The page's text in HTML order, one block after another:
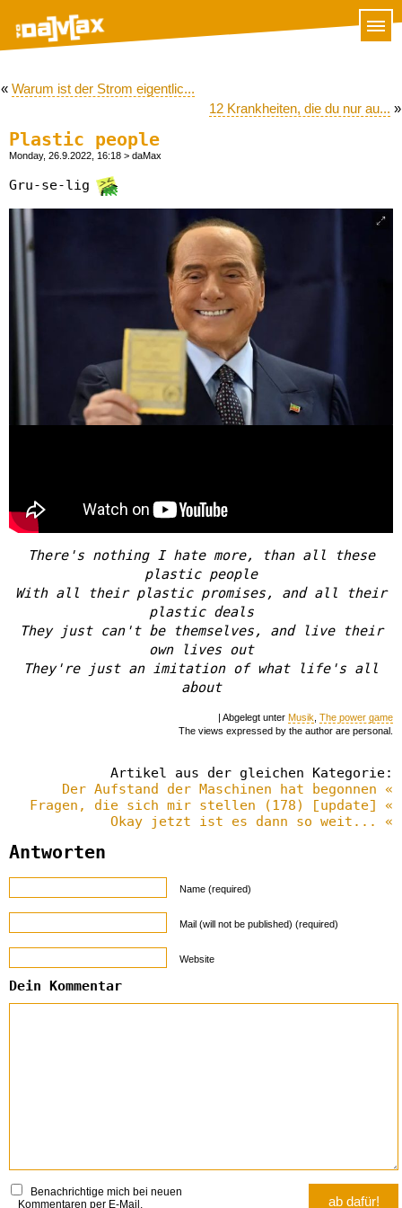
« Warum ist der Strom eigentlic...
12 Krankheiten, die du nur au... »
Plastic people
Monday, 26.9.2022, 16:18 > daMax
Gru-se-lig
There's nothing I hate more, than all these
plastic people
With all their plastic promises, and all their
plastic deals
They just can't be themselves, and live their
own lives out
They're just an imitation of what life's all
about
| Abgelegt unter Musik The power game
The views expressed by the author are personal.
Artikel aus der gleichen Kategorie:
Der Aufstand der Maschinen hat begonnen «
Fragen, die sich mir stellen (178) [update] «
Okay jetzt ist es dann so weit... «
Antworten
Name (required)
Mail (will not be published) (required)
Website
Dein Kommentar
Benachrichtige mich bei neuen
Kommentaren per E-Mail.